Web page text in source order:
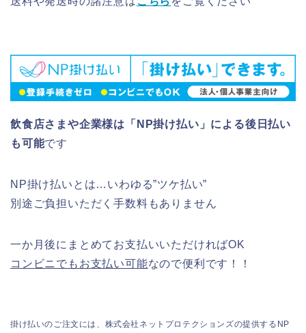
飲食店さまや企業様は「NP掛け払い」による後日払い
も可能です
NP掛け払いとは…いわゆる”ツケ払い”
別途ご負担いただく手数料もありません
一か月後にまとめてお支払いいただければOK
コンビニでもお支払い可能なので便利です！！
掛け払いのご注文には、株式会社ネットプロテクションズの提供するNP